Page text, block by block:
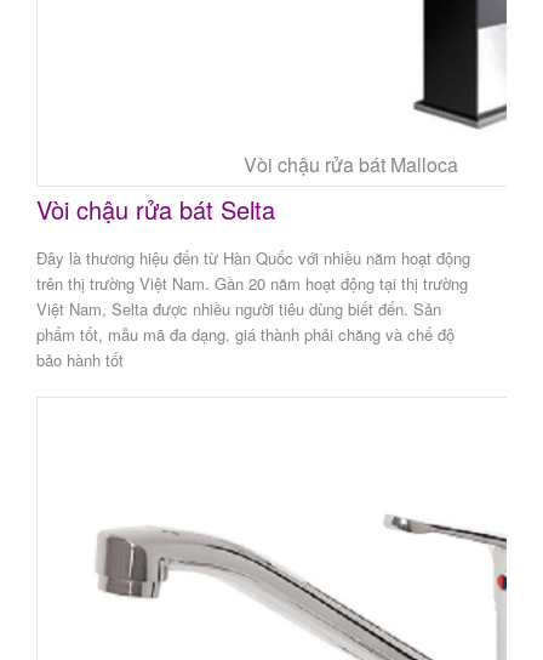
Vòi chậu rửa bát Malloca
Vòi chậu rửa bát Selta
Đây là thương hiệu đến từ Hàn Quốc với nhiều năm hoạt động
trên thị trường Việt Nam. Gần 20 năm hoạt động tại thị trường
Việt Nam, Selta được nhiều người tiêu dùng biết đến. Sản
phẩm tốt, mẫu mã đa dạng, giá thành phải chăng và chế độ
bảo hành tốt